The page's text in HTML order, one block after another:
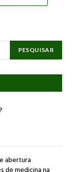
abertura